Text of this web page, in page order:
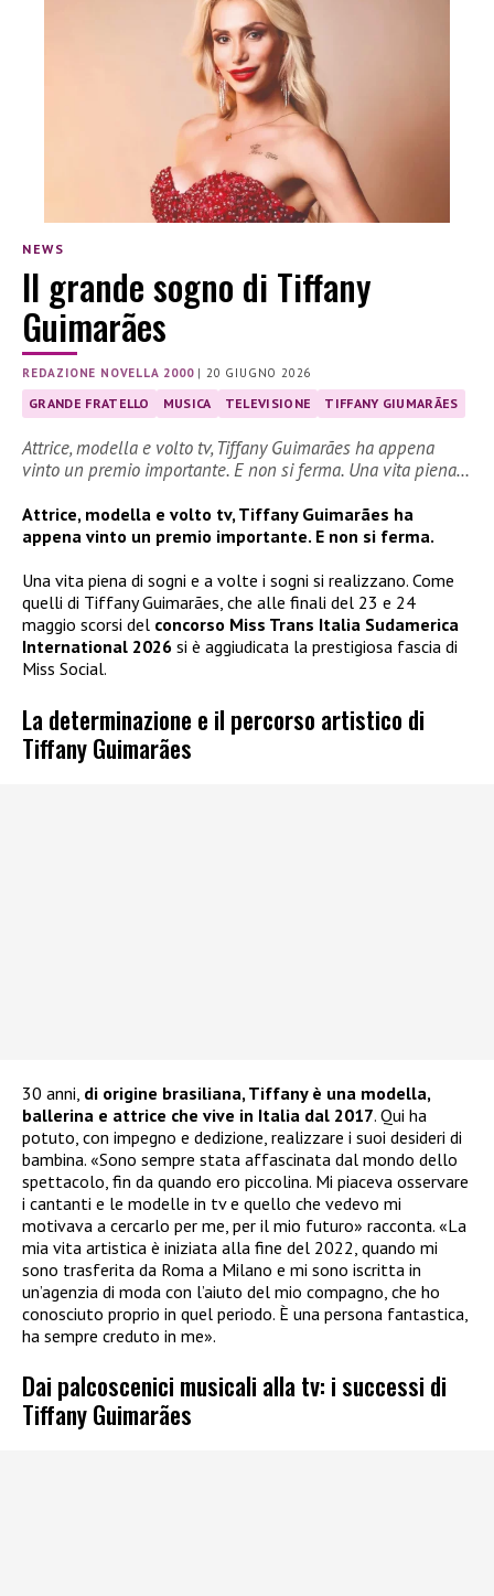
NEWS
Il grande sogno di Tiffany
Guimarães
REDAZIONE NOVELLA 2000|20 GIUGNO 2026
GRANDE FRATELLO MUSICA TELEVISIONE TIFFANY GIUMARÃES
Attrice, modella e volto tv, Tiffany Guimarães ha appena
vinto un premio importante. E non si ferma. Una vita piena…
Attrice, modella e volto tv, Tiffany Guimarães ha
appena vinto un premio importante. E non si ferma.
Una vita piena di sogni e a volte i sogni si realizzano. Come
quelli di Tiffany Guimarães, che alle finali del 23 e 24
maggio scorsi del concorso Miss Trans Italia Sudamerica
International 2026 si è aggiudicata la prestigiosa fascia di
Miss Social.
La determinazione e il percorso artistico di
Tiffany Guimarães
30 anni, di origine brasiliana, Tiffany è una modella,
ballerina e attrice che vive in Italia dal 2017. Qui ha
potuto, con impegno e dedizione, realizzare i suoi desideri di
bambina. «Sono sempre stata affascinata dal mondo dello
spettacolo, fin da quando ero piccolina. Mi piaceva osservare
i cantanti e le modelle in tv e quello che vedevo mi
motivava a cercarlo per me, per il mio futuro» racconta. «La
mia vita artistica è iniziata alla fine del 2022, quando mi
sono trasferita da Roma a Milano e mi sono iscritta in
un’agenzia di moda con l’aiuto del mio compagno, che ho
conosciuto proprio in quel periodo. È una persona fantastica,
ha sempre creduto in me».
Dai palcoscenici musicali alla tv: i successi di
Tiffany Guimarães